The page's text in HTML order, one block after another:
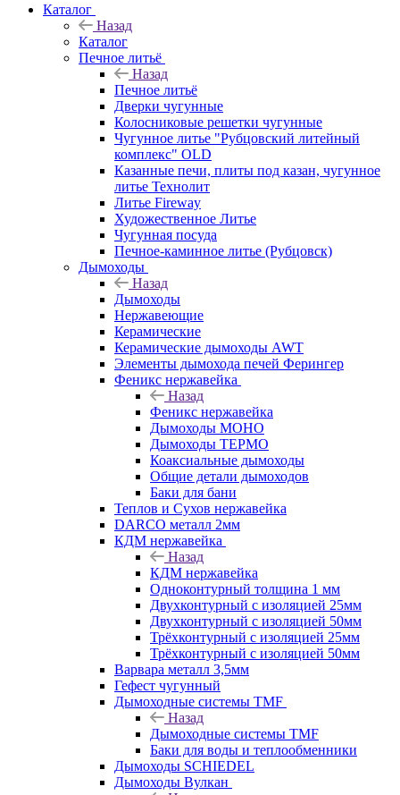
Каталог
Назад
Каталог
Печное литьё
Назад
Печное литьё
Дверки чугунные
Колосниковые решетки чугунные
Чугунное литье "Рубцовский литейный
комплекс" OLD
Казанные печи, плиты под казан, чугунное
литье Технолит
Литье Fireway
Художественное Литье
Чугунная посуда
Печное-каминное литье (Рубцовск)
Дымоходы
Назад
Дымоходы
Нержавеющие
Керамические
Керамические дымоходы AWT
Элементы дымохода печей Ферингер
Феникс нержавейка
Назад
Феникс нержавейка
Дымоходы МОНО
Дымоходы ТЕРМО
Коаксиальные дымоходы
Общие детали дымоходов
Баки для бани
Теплов и Сухов нержавейка
DARCO металл 2мм
КДМ нержавейка
Назад
КДМ нержавейка
Одноконтурный толщина 1 мм
Двухконтурный с изоляцией 25мм
Двухконтурный с изоляцией 50мм
Трёхконтурный с изоляцией 25мм
Трёхконтурный с изоляцией 50мм
Варвара металл 3,5мм
Гефест чугунный
Дымоходные системы TMF
Назад
Дымоходные системы TMF
Баки для воды и теплообменники
Дымоходы SCHIEDEL
Дымоходы Вулкан